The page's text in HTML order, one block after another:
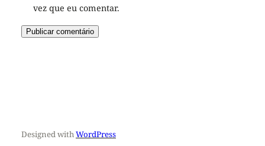
vez que eu comentar.
Designed withWordPress